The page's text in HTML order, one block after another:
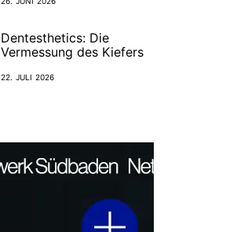
Dentesthetics: Die
Vermessung des Kiefers
22. JULI 2026